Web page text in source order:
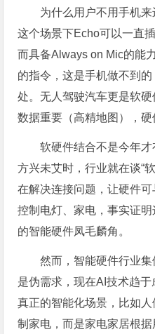
为什么用户不用手机
这个场景下Echo可以一直
而具备Always on Mic的能
的指令，这是手机做不到
处。无人驾驶汽车更是软硬
数据重要（高精地图），硬
软硬件结合不是今年
方兴未艾时，行业就在谈“
在解决连接问题，让硬件
控制电灯、家电，事实证
的智能硬件凤毛麟角。
然而，智能硬件行业
是伪需求，现在AI技术趋
真正的智能化场景，比如
制家电，而是家电家居根